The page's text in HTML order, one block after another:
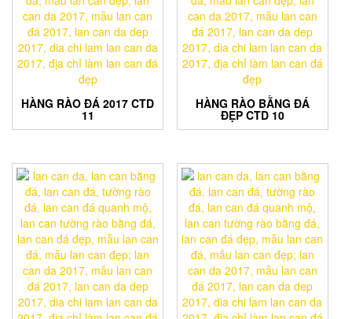
HÀNG RÀO ĐÁ 2017 CTD
11
HÀNG RÀO BẰNG ĐÁ
ĐẸP CTD 10